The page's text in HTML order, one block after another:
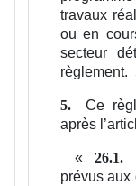
travaux
ou en
secteur
règlement.
5.
Ce
après
« 26.1.
prévus aux